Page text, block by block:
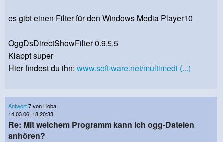
es gibt einen Filter für den Windows Media Player10
OggDsDirectShowFilter 0.9.9.5
Klappt super
Hier findest du ihn: www.soft-ware.net/multimedi (...)
Antwort7 von Lioba
14.03.06, 18:20:33
Re: Mit welchem Programm kann ich ogg-Dateien
anhören?